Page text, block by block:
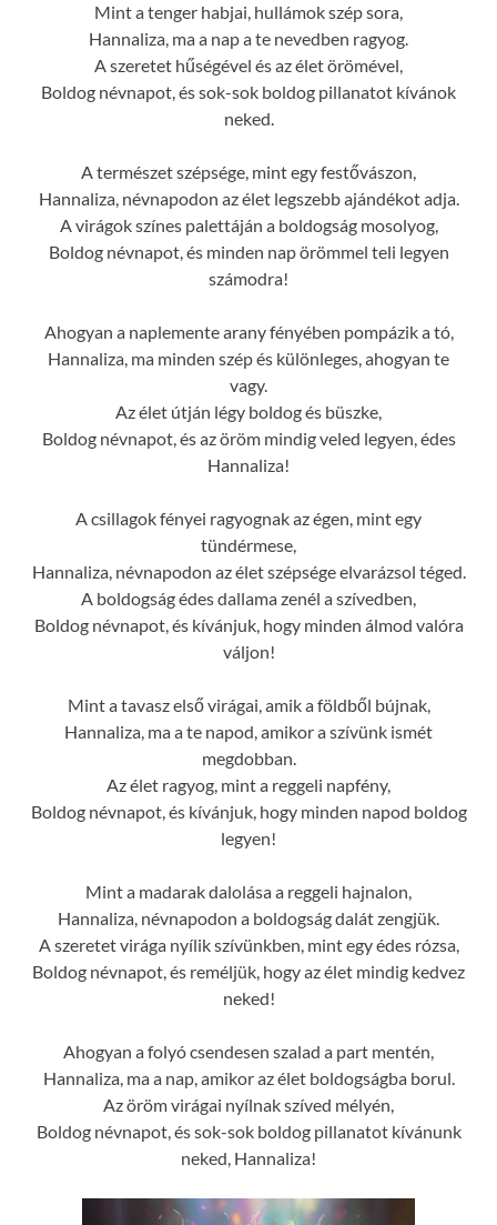
Mint a tenger habjai, hullámok szép sora,
Hannaliza, ma a nap a te nevedben ragyog.
A szeretet hűségével és az élet örömével,
Boldog névnapot, és sok-sok boldog pillanatot kívánok
neked.
A természet szépsége, mint egy festővászon,
Hannaliza, névnapodon az élet legszebb ajándékot adja.
A virágok színes palettáján a boldogság mosolyog,
Boldog névnapot, és minden nap örömmel teli legyen
számodra!
Ahogyan a naplemente arany fényében pompázik a tó,
Hannaliza, ma minden szép és különleges, ahogyan te
vagy.
Az élet útján légy boldog és büszke,
Boldog névnapot, és az öröm mindig veled legyen, édes
Hannaliza!
A csillagok fényei ragyognak az égen, mint egy
tündérmese,
Hannaliza, névnapodon az élet szépsége elvarázsol téged.
A boldogság édes dallama zenél a szívedben,
Boldog névnapot, és kívánjuk, hogy minden álmod valóra
váljon!
Mint a tavasz első virágai, amik a földből bújnak,
Hannaliza, ma a te napod, amikor a szívünk ismét
megdobban.
Az élet ragyog, mint a reggeli napfény,
Boldog névnapot, és kívánjuk, hogy minden napod boldog
legyen!
Mint a madarak dalolása a reggeli hajnalon,
Hannaliza, névnapodon a boldogság dalát zengjük.
A szeretet virága nyílik szívünkben, mint egy édes rózsa,
Boldog névnapot, és reméljük, hogy az élet mindig kedvez
neked!
Ahogyan a folyó csendesen szalad a part mentén,
Hannaliza, ma a nap, amikor az élet boldogságba borul.
Az öröm virágai nyílnak szíved mélyén,
Boldog névnapot, és sok-sok boldog pillanatot kívánunk
neked, Hannaliza!